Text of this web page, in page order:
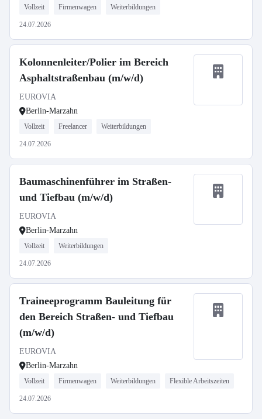
Vollzeit Firmenwagen Weiterbildungen
24.07.2026
Kolonnenleiter/Polier im Bereich
Asphaltstraßenbau (m/w/d)
EUROVIA
Berlin-Marzahn
Vollzeit Freelancer Weiterbildungen
24.07.2026
Baumaschinenführer im Straßen-
und Tiefbau (m/w/d)
EUROVIA
Berlin-Marzahn
Vollzeit Weiterbildungen
24.07.2026
Traineeprogramm Bauleitung für
den Bereich Straßen- und Tiefbau
(m/w/d)
EUROVIA
Berlin-Marzahn
Vollzeit Firmenwagen Weiterbildungen Flexible Arbeitszeiten
24.07.2026